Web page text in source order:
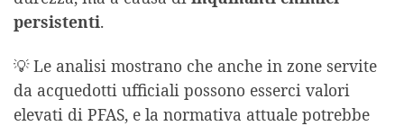
persistenti.
💡 Le analisi mostrano che anche in zone servite
da acquedotti ufficiali possono esserci valori
elevati di PFAS, e la normativa attuale potrebbe